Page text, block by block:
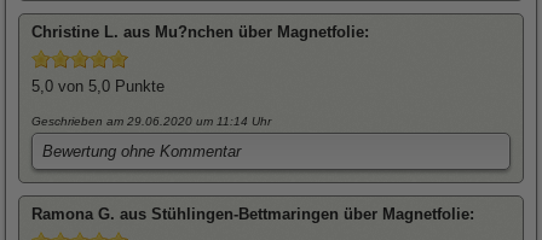
Christine L. aus Mu?nchen über Magnetfolie:
5,0 von 5,0 Punkte
Geschrieben am 29.06.2020 um 11:14 Uhr
Bewertung ohne Kommentar
Ramona G. aus Stühlingen-Bettmaringen über Magnetfolie: